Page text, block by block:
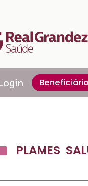
Beneficiário
PLAMES